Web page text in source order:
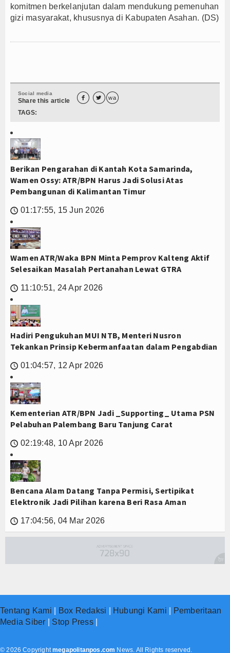
komitmen berkelanjutan dalam mendukung pemenuhan
gizi masyarakat, khususnya di Kabupaten Asahan. (DS)
Social media
Share this article   wa
TAGS:
Berikan Pengarahan di Kantah Kota Samarinda,
Wamen Ossy: ATR/BPN Harus Jadi Solusi Atas
Pembangunan di Kalimantan Timur
🕔 01:17:55, 15 Jun 2026
Wamen ATR/Waka BPN Minta Pemprov Kalteng Aktif
Selesaikan Masalah Pertanahan Lewat GTRA
🕔 11:10:51, 24 Apr 2026
Hadiri Pengukuhan MUI NTB, Menteri Nusron
Tekankan Prinsip Kebermanfaatan dalam Pengabdian
🕔 01:04:57, 12 Apr 2026
Kementerian ATR/BPN Jadi _Supporting_ Utama PSN
Pelabuhan Palembang Baru Tanjung Carat
🕔 02:19:48, 10 Apr 2026
Bencana Alam Datang Tanpa Permisi, Sertipikat
Elektronik Jadi Pilihan karena Beri Rasa Aman
🕔 17:04:56, 04 Mar 2026
Tentang Kami Box Redaksi Hubungi Kami
Pemberitaan
Media Siber
Stop Press|
© 2026 Copyrightmegapolitanpos.com News. All Rights reserved.